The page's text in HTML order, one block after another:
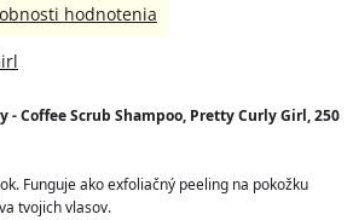
- Coffee Scrub Shampoo, Pretty Curly Girl, 250
Funguje ako exfoliačný peeling na pokožku
tvojich vlasov.
hodnotenia